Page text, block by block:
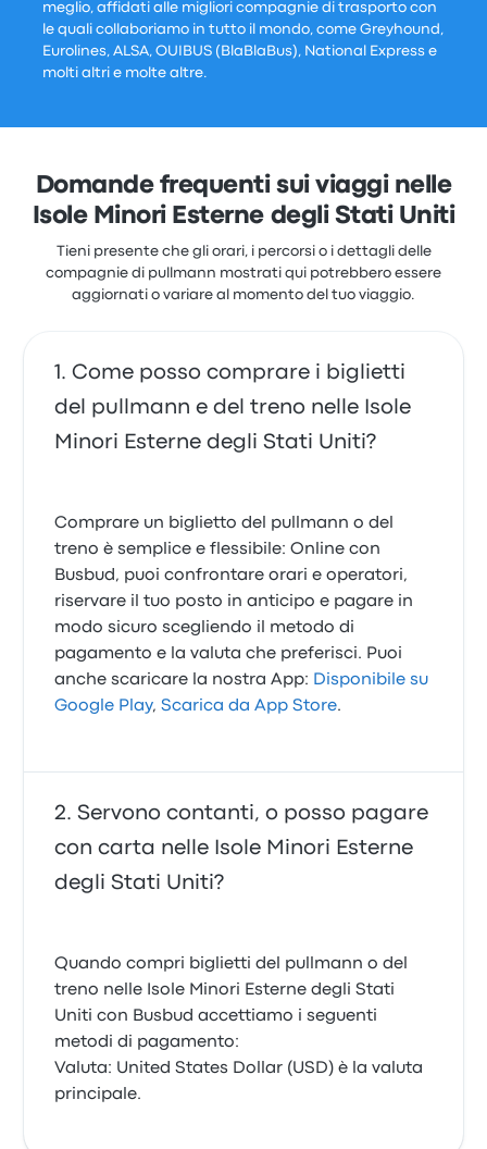
meglio, affidati alle migliori compagnie di trasporto con
le quali collaboriamo in tutto il mondo, come Greyhound,
Eurolines, ALSA, OUIBUS (BlaBlaBus), National Express e
molti altri e molte altre.
Domande frequenti sui viaggi nelle
Isole Minori Esterne degli Stati Uniti
Tieni presente che gli orari, i percorsi o i dettagli delle
compagnie di pullmann mostrati qui potrebbero essere
aggiornati o variare al momento del tuo viaggio.
Come posso comprare i biglietti
del pullmann e del treno nelle Isole
Minori Esterne degli Stati Uniti?
Comprare un biglietto del pullmann o del
treno è semplice e flessibile: Online con
Busbud, puoi confrontare orari e operatori,
riservare il tuo posto in anticipo e pagare in
modo sicuro scegliendo il metodo di
pagamento e la valuta che preferisci. Puoi
anche scaricare la nostra App: Disponibile su
Google Play,Scarica da App Store.
Servono contanti, o posso pagare
con carta nelle Isole Minori Esterne
degli Stati Uniti?
Quando compri biglietti del pullmann o del
treno nelle Isole Minori Esterne degli Stati
Uniti con Busbud accettiamo i seguenti
metodi di pagamento:
Valuta: United States Dollar (USD) è la valuta
principale.